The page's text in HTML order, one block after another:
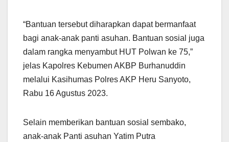
“Bantuan tersebut diharapkan dapat bermanfaat
bagi anak-anak panti asuhan. Bantuan sosial juga
dalam rangka menyambut HUT Polwan ke 75,”
jelas Kapolres Kebumen AKBP Burhanuddin
melalui Kasihumas Polres AKP Heru Sanyoto,
Rabu 16 Agustus 2023.
Selain memberikan bantuan sosial sembako,
anak-anak Panti asuhan Yatim Putra